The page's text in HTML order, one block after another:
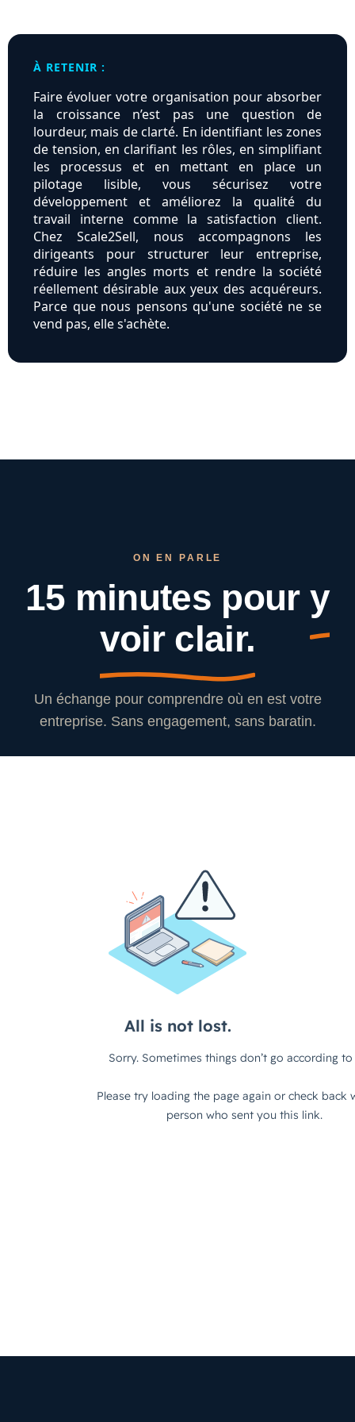
À RETENIR :
Faire évoluer votre organisation pour absorber
la croissance n’est pas une question de
lourdeur, mais de clarté. En identifiant les zones
de tension, en clarifiant les rôles, en simplifiant
les processus et en mettant en place un
pilotage lisible, vous sécurisez votre
développement et améliorez la qualité du
travail interne comme la satisfaction client.
Chez Scale2Sell, nous accompagnons les
dirigeants pour structurer leur entreprise,
réduire les angles morts et rendre la société
réellement désirable aux yeux des acquéreurs.
Parce que nous pensons qu'une société ne se
vend pas, elle s'achète.
ON EN PARLE
15 minutes pour y
voir clair.
Un échange pour comprendre où en est votre
entreprise. Sans engagement, sans baratin.